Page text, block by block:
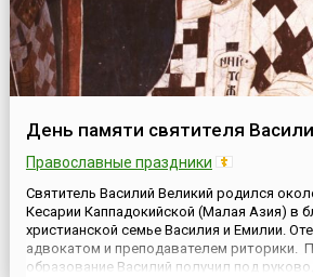
День памяти святителя
Православные праздники
Святитель Василий Великий родился
Кесарии Каппадокийской (Малая Азия) в
христианской семье Василия и Емилии.
адвокатом и преподавателем риторики.
образование Василий получил под